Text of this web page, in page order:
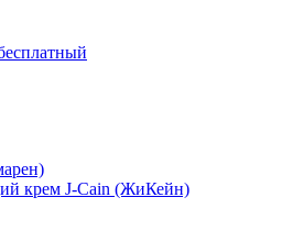
крем J-Cain (ЖиКейн)